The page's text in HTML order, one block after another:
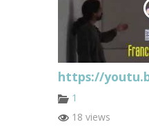
https://
1
18 views